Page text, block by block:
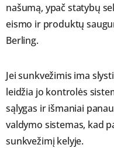
našumą, ypač statybų
eismo ir produktų
Berling.
Jei sunkvežimis ima
leidžia jo kontrolės
sąlygas ir išmaniai
valdymo sistemas, kad
sunkvežimį kelyje.